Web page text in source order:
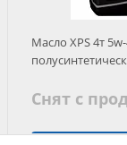
Масло XPS 4т
Снят с